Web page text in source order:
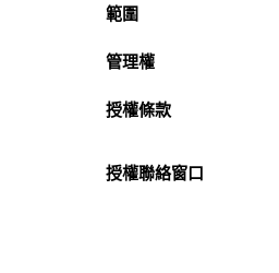
範圍
管理權
授權條款
授權聯絡窗口